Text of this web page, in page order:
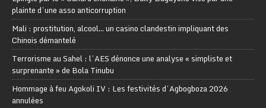
plainte d’une asso anticorruption
Mali : prostitution, alcool… un casino clandestin impliquant des
Chinois démantelé
Terrorisme au Sahel : l’AES dénonce une analyse « simpliste et
surprenante » de Bola Tinubu
Hommage à feu Agokoli IV : Les festivités d’Agbogboza 2026
annulées